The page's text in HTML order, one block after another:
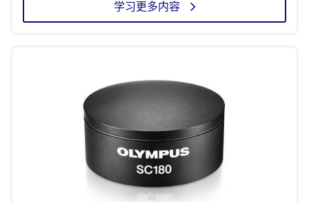
学习更多内容